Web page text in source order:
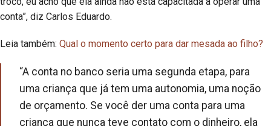
conta”, diz Carlos Eduardo.
Leia também: Qual o momento certo para dar mesada ao filho?
“A conta no banco seria uma segunda etapa, para
uma criança que já tem uma autonomia, uma noção
de orçamento. Se você der uma conta para uma
criança que nunca teve contato com o dinheiro, ela